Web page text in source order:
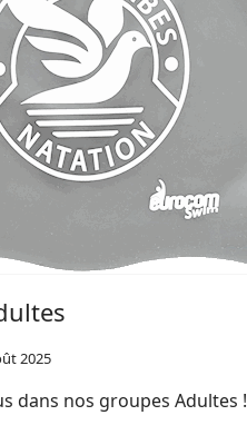
2025
dans nos groupes Adultes !